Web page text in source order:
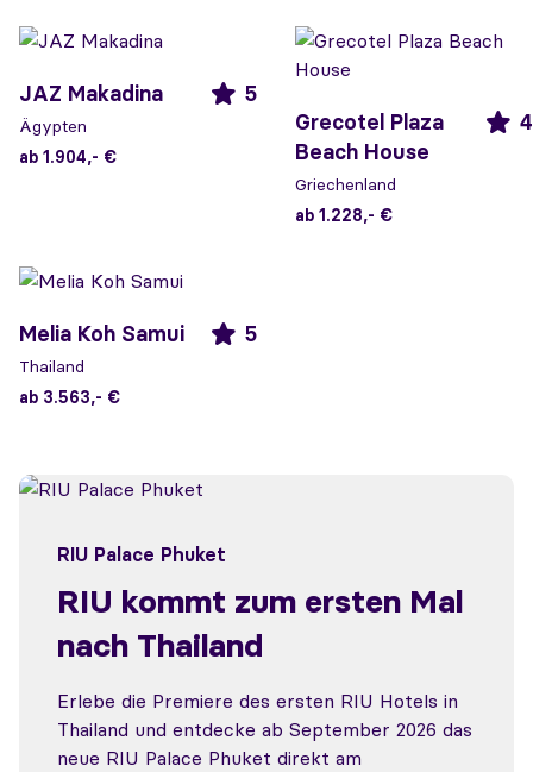
JAZ Makadina 5
Ägypten
ab 1.904,- €
Grecotel Plaza
Beach House
4
Griechenland
ab 1.228,- €
Melia Koh Samui 5
Thailand
ab 3.563,- €
RIU Palace Phuket
RIU kommt zum ersten Mal
nach Thailand
Erlebe die Premiere des ersten RIU Hotels in
Thailand und entdecke ab September 2026 das
neue RIU Palace Phuket direkt am